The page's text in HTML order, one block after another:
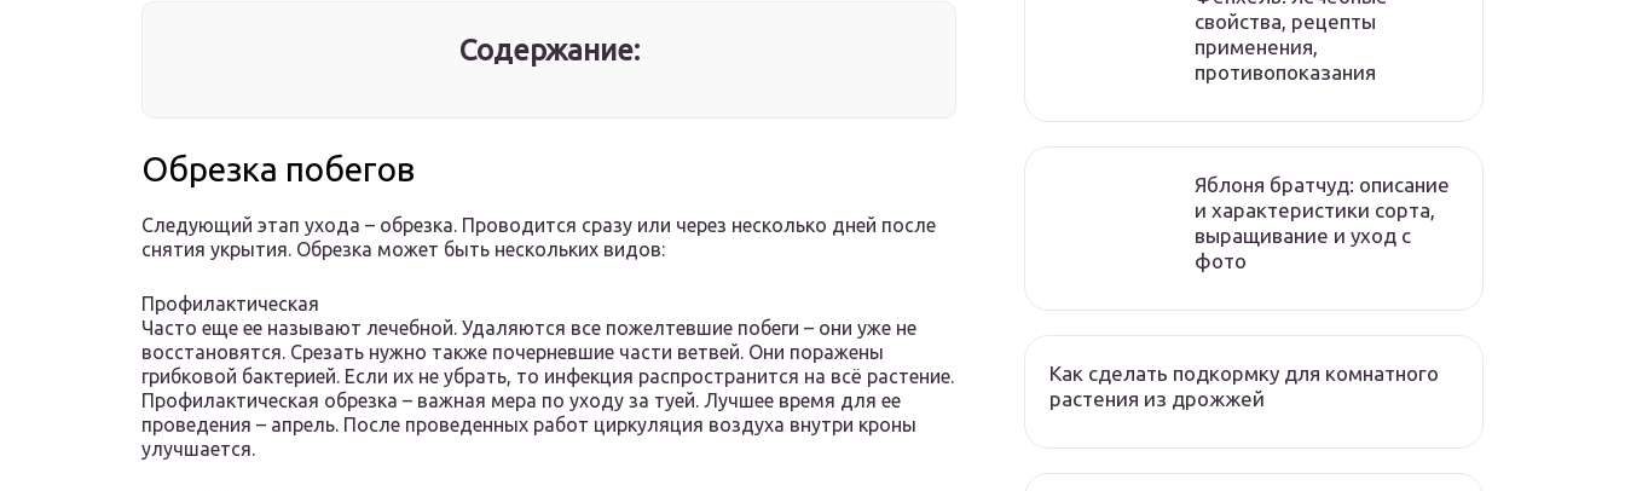
Содержание:
Обрезка побегов
Следующий этап ухода – обрезка. Проводится сразу или через несколько дней после
снятия укрытия. Обрезка может быть нескольких видов:
Профилактическая
Часто еще ее называют лечебной. Удаляются все пожелтевшие побеги – они уже не
восстановятся. Срезать нужно также почерневшие части ветвей. Они поражены
грибковой бактерией. Если их не убрать, то инфекция распространится на всё растение.
Профилактическая обрезка – важная мера по уходу за туей. Лучшее время для ее
проведения – апрель. После проведенных работ циркуляция воздуха внутри кроны
улучшается.
свойства, рецепты
применения,
противопоказания
Яблоня братчуд: описание
и характеристики сорта,
выращивание и уход с
фото
Как сделать подкормку для комнатного
растения из дрожжей